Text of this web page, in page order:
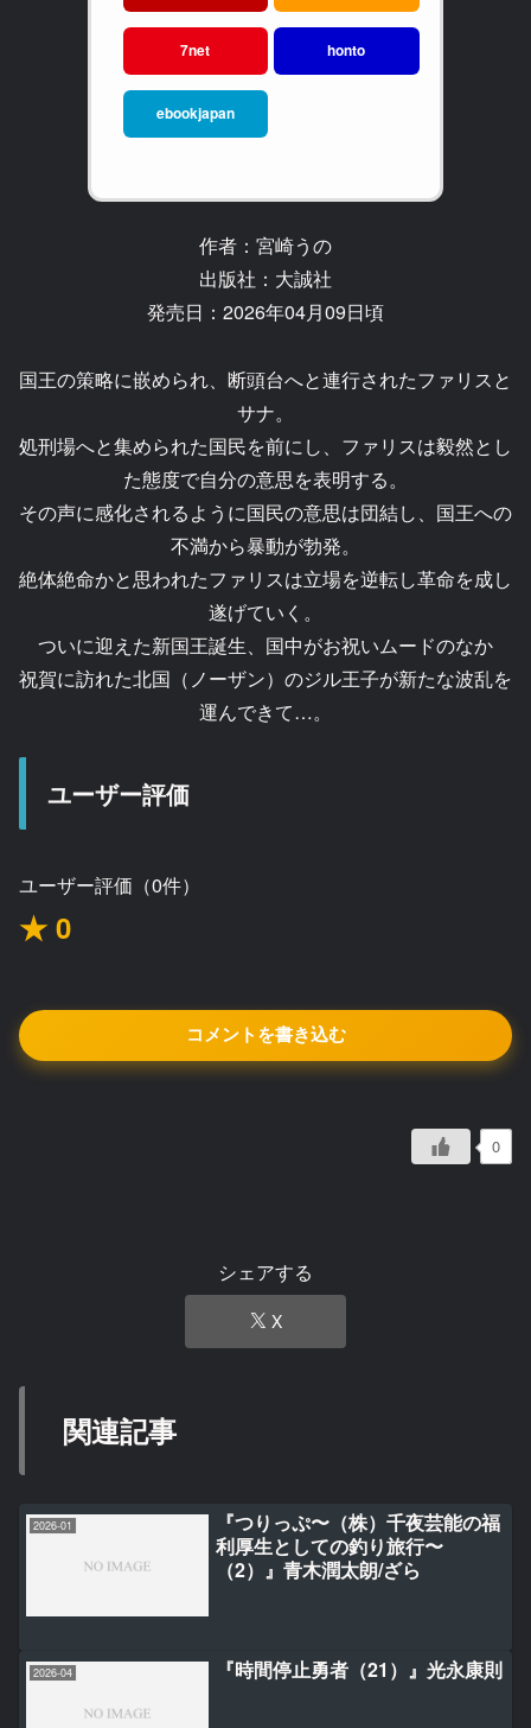
7net honto
ebookjapan
作者：宮崎うの
出版社：大誠社
発売日：2026年04月09日頃
国王の策略に嵌められ、断頭台へと連行されたファリスと
サナ。
処刑場へと集められた国民を前にし、ファリスは毅然とし
た態度で自分の意思を表明する。
その声に感化されるように国民の意思は団結し、国王への
不満から暴動が勃発。
絶体絶命かと思われたファリスは立場を逆転し革命を成し
遂げていく。
ついに迎えた新国王誕生、国中がお祝いムードのなか
祝賀に訪れた北国（ノーザン）のジル王子が新たな波乱を
運んできて…。
ユーザー評価
ユーザー評価（0件）
★ 0
コメントを書き込む
0
シェアする
X
関連記事
2026-01
『つりっぷ〜（株）千夜芸能の福
利厚生としての釣り旅行〜
（2）』青木潤太朗/ざら
2026-04 『時間停止勇者（21）』光永康則